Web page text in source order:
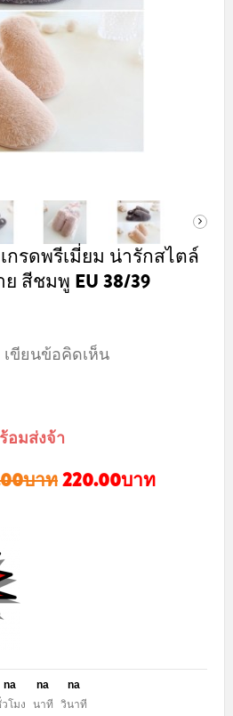
กรดพรีเมี่ยม น่ารักสไตล์
สีชมพู EU 38/39
เขียนข้อคิดเห็น
อมส่งจ้า
บาท220.00บาท
na
โมง
na
นาที
na
วินาที